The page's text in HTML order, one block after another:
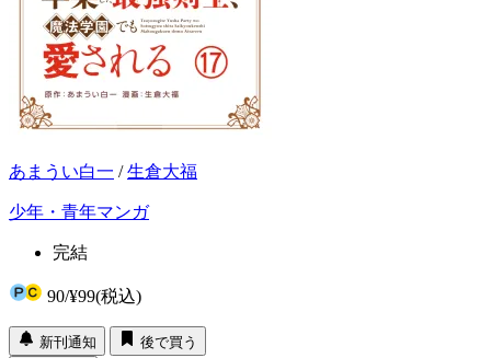
あまうい白一 /生倉大福
少年・青年マンガ
完結
90/¥99(税込)
新刊通知
後で買う